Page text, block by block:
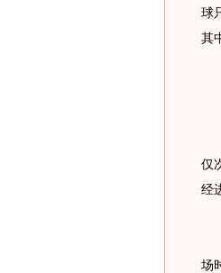
球
其
仅
经
5
场